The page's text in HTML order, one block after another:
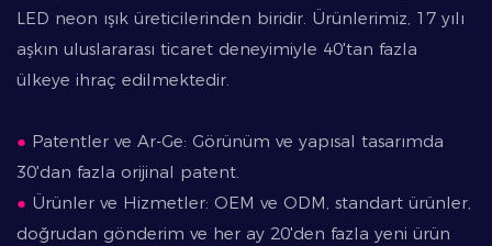
LED neon ışık üreticilerinden biridir. Ürünlerimiz, 17 yılı
aşkın uluslararası ticaret deneyimiyle 40'tan fazla
ülkeye ihraç edilmektedir.
● Patentler ve Ar-Ge: Görünüm ve yapısal tasarımda
30'dan fazla orijinal patent.
● Ürünler ve Hizmetler: OEM ve ODM, standart ürünler,
doğrudan gönderim ve her ay 20'den fazla yeni ürün